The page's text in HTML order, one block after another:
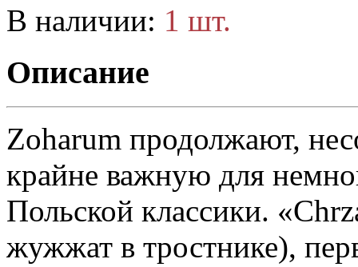
В наличии: 1 шт.
Описание
Zoharum продолжают,
крайне важную для
Польской классики.
жужжат в тростнике),